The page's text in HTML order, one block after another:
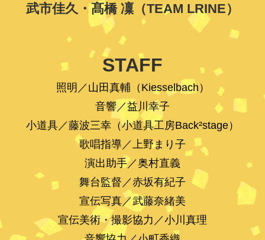
武市佳久 ・髙橋 凜（TEAM LRINE）
STAFF
照明／山田真輔（Kiesselbach）
音響／益川幸子
小道具／藤波三幸（小道具工房Back²stage）
歌唱指導／上野まり子
演出助手／奥村直義
舞台監督／赤坂有紀子
宣伝写真／武藤奈緒美
宣伝美術・撮影協力／小川真理